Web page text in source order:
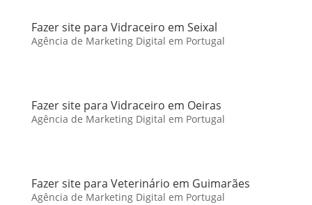
Fazer site para Vidraceiro em Seixal
Agência de Marketing Digital em Portugal
Fazer site para Vidraceiro em Oeiras
Agência de Marketing Digital em Portugal
Fazer site para Veterinário em Guimarães
Agência de Marketing Digital em Portugal